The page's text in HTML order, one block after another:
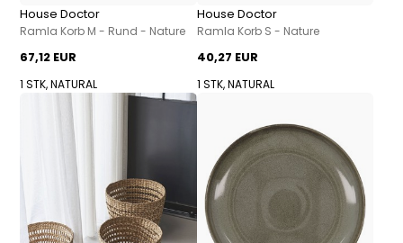
House Doctor
Ramla Korb M - Rund - Nature
67,12 EUR
1 STK, NATURAL
House Doctor
Ramla Korb S - Nature
40,27 EUR
1 STK, NATURAL